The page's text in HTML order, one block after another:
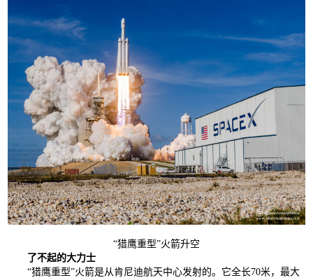
“猎鹰重型”火箭升空
了不起的大力士
“猎鹰重型”火箭是从肯尼迪航天中心发射的。它全长70米，最大